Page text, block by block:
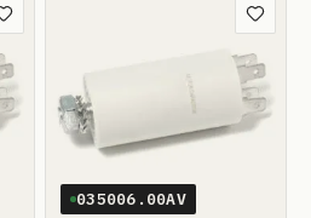
Aggiungi ai preferiti
035006.00AV